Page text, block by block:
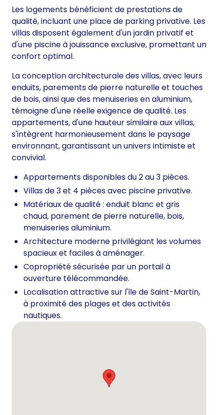
Les logements bénéficient de prestations de
qualité, incluant une place de parking privative. Les
villas disposent également d'un jardin privatif et
d'une piscine à jouissance exclusive, promettant un
confort optimal.
La conception architecturale des villas, avec leurs
enduits, parements de pierre naturelle et touches
de bois, ainsi que des menuiseries en aluminium,
témoigne d'une réelle exigence de qualité. Les
appartements, d'une hauteur similaire aux villas,
s'intègrent harmonieusement dans le paysage
environnant, garantissant un univers intimiste et
convivial.
Appartements disponibles du 2 au 3 pièces.
Villas de 3 et 4 pièces avec piscine privative.
Matériaux de qualité : enduit blanc et gris
chaud, parement de pierre naturelle, bois,
menuiseries aluminium.
Architecture moderne privilégiant les volumes
spacieux et faciles à aménager.
Copropriété sécurisée par un portail à
ouverture télécommandée.
Localisation attractive sur l'île de Saint-Martin,
à proximité des plages et des activités
nautiques.